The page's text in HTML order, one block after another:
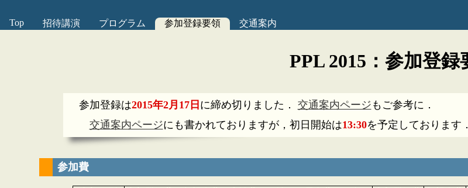
Top 招待講演 プログラム 参加登録要領 交通案内
PPL 2015：参加登録
参加登録は2015年2月17日 に締め切りました． 交通案内ページ もご参考に．
交通案内ページにも書かれておりますが，初日開始は13:30を予定しております
参加費